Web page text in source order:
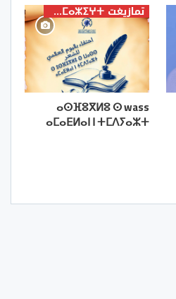
تمازيغت ⵜⴰⵎⴰⵣⵉⵖⵜ
ⴰⵙⴼⵓⴳⵍⵓ ⵙ wass
ⴰⵎⴰⴹⵍⴰⵏ ⵏ ⵜⵎⴷⵢⴰⵣⵜ